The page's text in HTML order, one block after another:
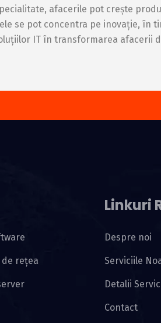
afacerile pot crește
se pot concentra pe inovație, în
IT în transformarea afacerii
rețea
Linkuri
Despre noi
Serviciile
Detalii
Contact